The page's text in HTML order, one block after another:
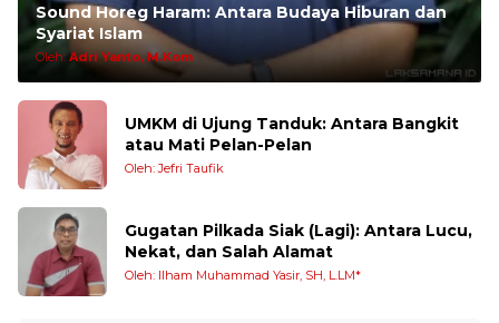
Sound Horeg Haram: Antara Budaya Hiburan dan
Syariat Islam
Oleh:Adri Yanto, M.Kom
UMKM di Ujung Tanduk: Antara Bangkit
atau Mati Pelan-Pelan
Oleh: Jefri Taufik
Gugatan Pilkada Siak (Lagi): Antara Lucu,
Nekat, dan Salah Alamat
Oleh: Ilham Muhammad Yasir, SH, L.LM*